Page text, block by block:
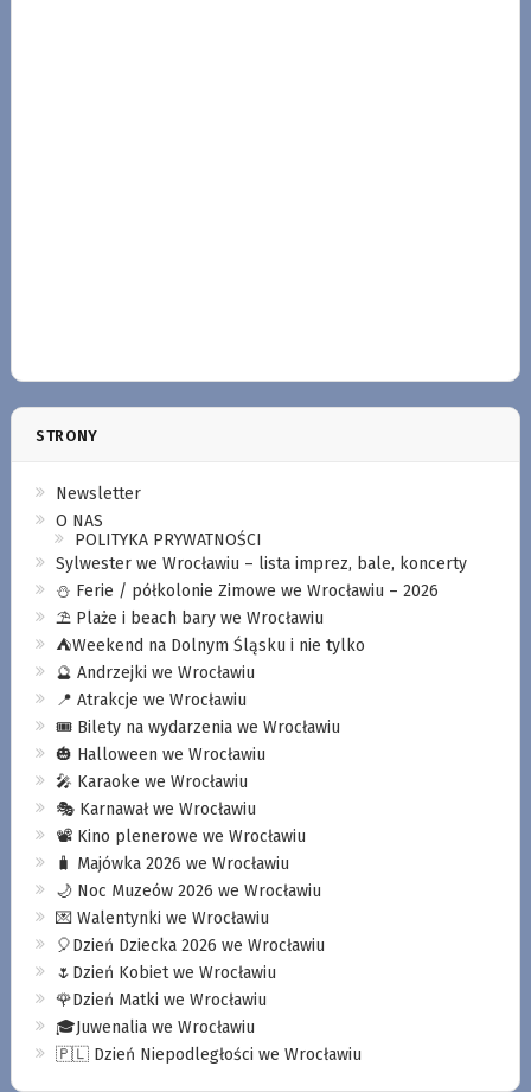
STRONY
Newsletter
O NAS
POLITYKA PRYWATNOŚCI
Sylwester we Wrocławiu – lista imprez, bale, koncerty
⛄️ Ferie / półkolonie Zimowe we Wrocławiu – 2026
⛱️ Plaże i beach bary we Wrocławiu
⛺️Weekend na Dolnym Śląsku i nie tylko
🔮 Andrzejki we Wrocławiu
📍 Atrakcje we Wrocławiu
🎟️ Bilety na wydarzenia we Wrocławiu
🎃 Halloween we Wrocławiu
🎤 Karaoke we Wrocławiu
🎭 Karnawał we Wrocławiu
📽️ Kino plenerowe we Wrocławiu
🧳 Majówka 2026 we Wrocławiu
🌙 Noc Muzeów 2026 we Wrocławiu
💌 Walentynki we Wrocławiu
🎈Dzień Dziecka 2026 we Wrocławiu
🌷Dzień Kobiet we Wrocławiu
🌹Dzień Matki we Wrocławiu
🎓Juwenalia we Wrocławiu
🇵🇱 Dzień Niepodległości we Wrocławiu